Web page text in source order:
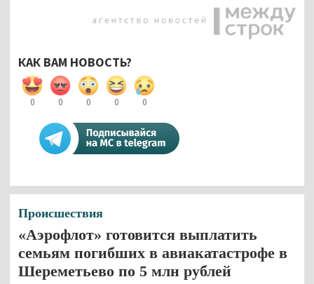
КАК ВАМ НОВОСТЬ?
0 0 0 0 0
Происшествия
«Аэрофлот» готовится выплатить
семьям погибших в авиакатастрофе в
Шереметьево по 5 млн рублей